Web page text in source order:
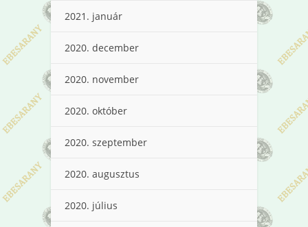
2021. január
2020. december
2020. november
2020. október
2020. szeptember
2020. augusztus
2020. július